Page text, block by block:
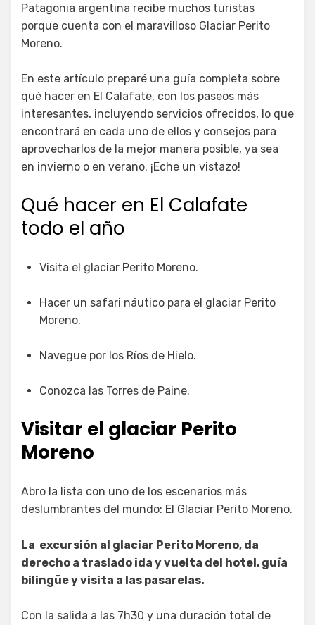
Patagonia argentina recibe muchos turistas
porque cuenta con el maravilloso Glaciar Perito
Moreno.
En este artículo preparé una guía completa sobre
qué hacer en El Calafate, con los paseos más
interesantes, incluyendo servicios ofrecidos, lo que
encontrará en cada uno de ellos y consejos para
aprovecharlos de la mejor manera posible, ya sea
en invierno o en verano. ¡Eche un vistazo!
Qué hacer en El Calafate
todo el año
Visita el glaciar Perito Moreno.
Hacer un safari náutico para el glaciar Perito
Moreno.
Navegue por los Ríos de Hielo.
Conozca las Torres de Paine.
Visitar el glaciar Perito
Moreno
Abro la lista con uno de los escenarios más
deslumbrantes del mundo: El Glaciar Perito Moreno.
La excursión al glaciar Perito Moreno, da
derecho a traslado ida y vuelta del hotel, guía
bilingüe y visita a las pasarelas.
Con la salida a las 7h30 y una duración total de